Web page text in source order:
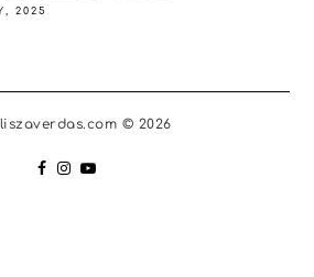
2025
© 2026